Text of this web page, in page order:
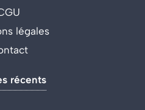
légales
récents